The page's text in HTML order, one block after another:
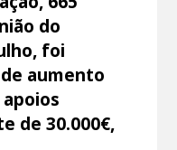
do
foi
aumento
de 30.000€,